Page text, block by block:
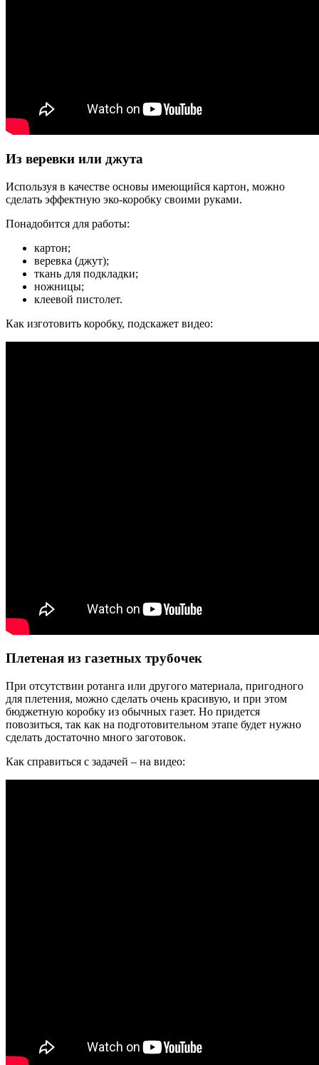
Из веревки или джута
Используя в качестве основы имеющийся картон, можно
сделать эффектную эко-коробку своими руками.
Понадобится для работы:
картон;
веревка (джут);
ткань для подкладки;
ножницы;
клеевой пистолет.
Как изготовить коробку, подскажет видео:
Плетеная из газетных трубочек
При отсутствии ротанга или другого материала, пригодного
для плетения, можно сделать очень красивую, и при этом
бюджетную коробку из обычных газет. Но придется
повозиться, так как на подготовительном этапе будет нужно
сделать достаточно много заготовок.
Как справиться с задачей – на видео: